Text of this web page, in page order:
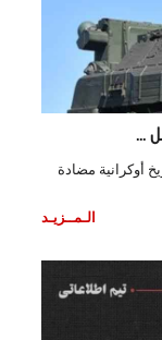
...
أوكرانية مضادة
الـمــزيـد